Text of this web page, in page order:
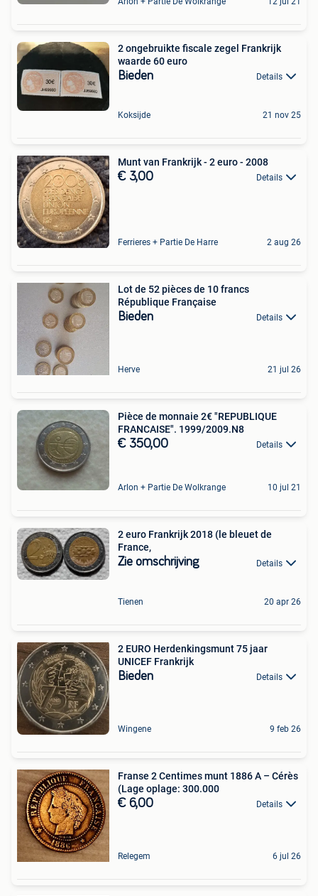
2 ongebruikte fiscale zegel Frankrijk
waarde 60 euro
Bieden Details
Koksijde 21 nov 25
Munt van Frankrijk - 2 euro - 2008
€ 3,00 Details
Ferrieres + Partie De Harre 2 aug 26
Lot de 52 pièces de 10 francs
République Française
Bieden Details
Herve 21 jul 26
Pièce de monnaie 2€ "REPUBLIQUE
FRANCAISE". 1999/2009.N8
€ 350,00 Details
Arlon + Partie De Wolkrange 10 jul 21
2 euro Frankrijk 2018 (le bleuet de
France,
Zie omschrijving Details
Tienen 20 apr 26
2 EURO Herdenkingsmunt 75 jaar
UNICEF Frankrijk
Bieden Details
Wingene 9 feb 26
Franse 2 Centimes munt 1886 A – Cérès
(Lage oplage: 300.000
€ 6,00 Details
Relegem 6 jul 26